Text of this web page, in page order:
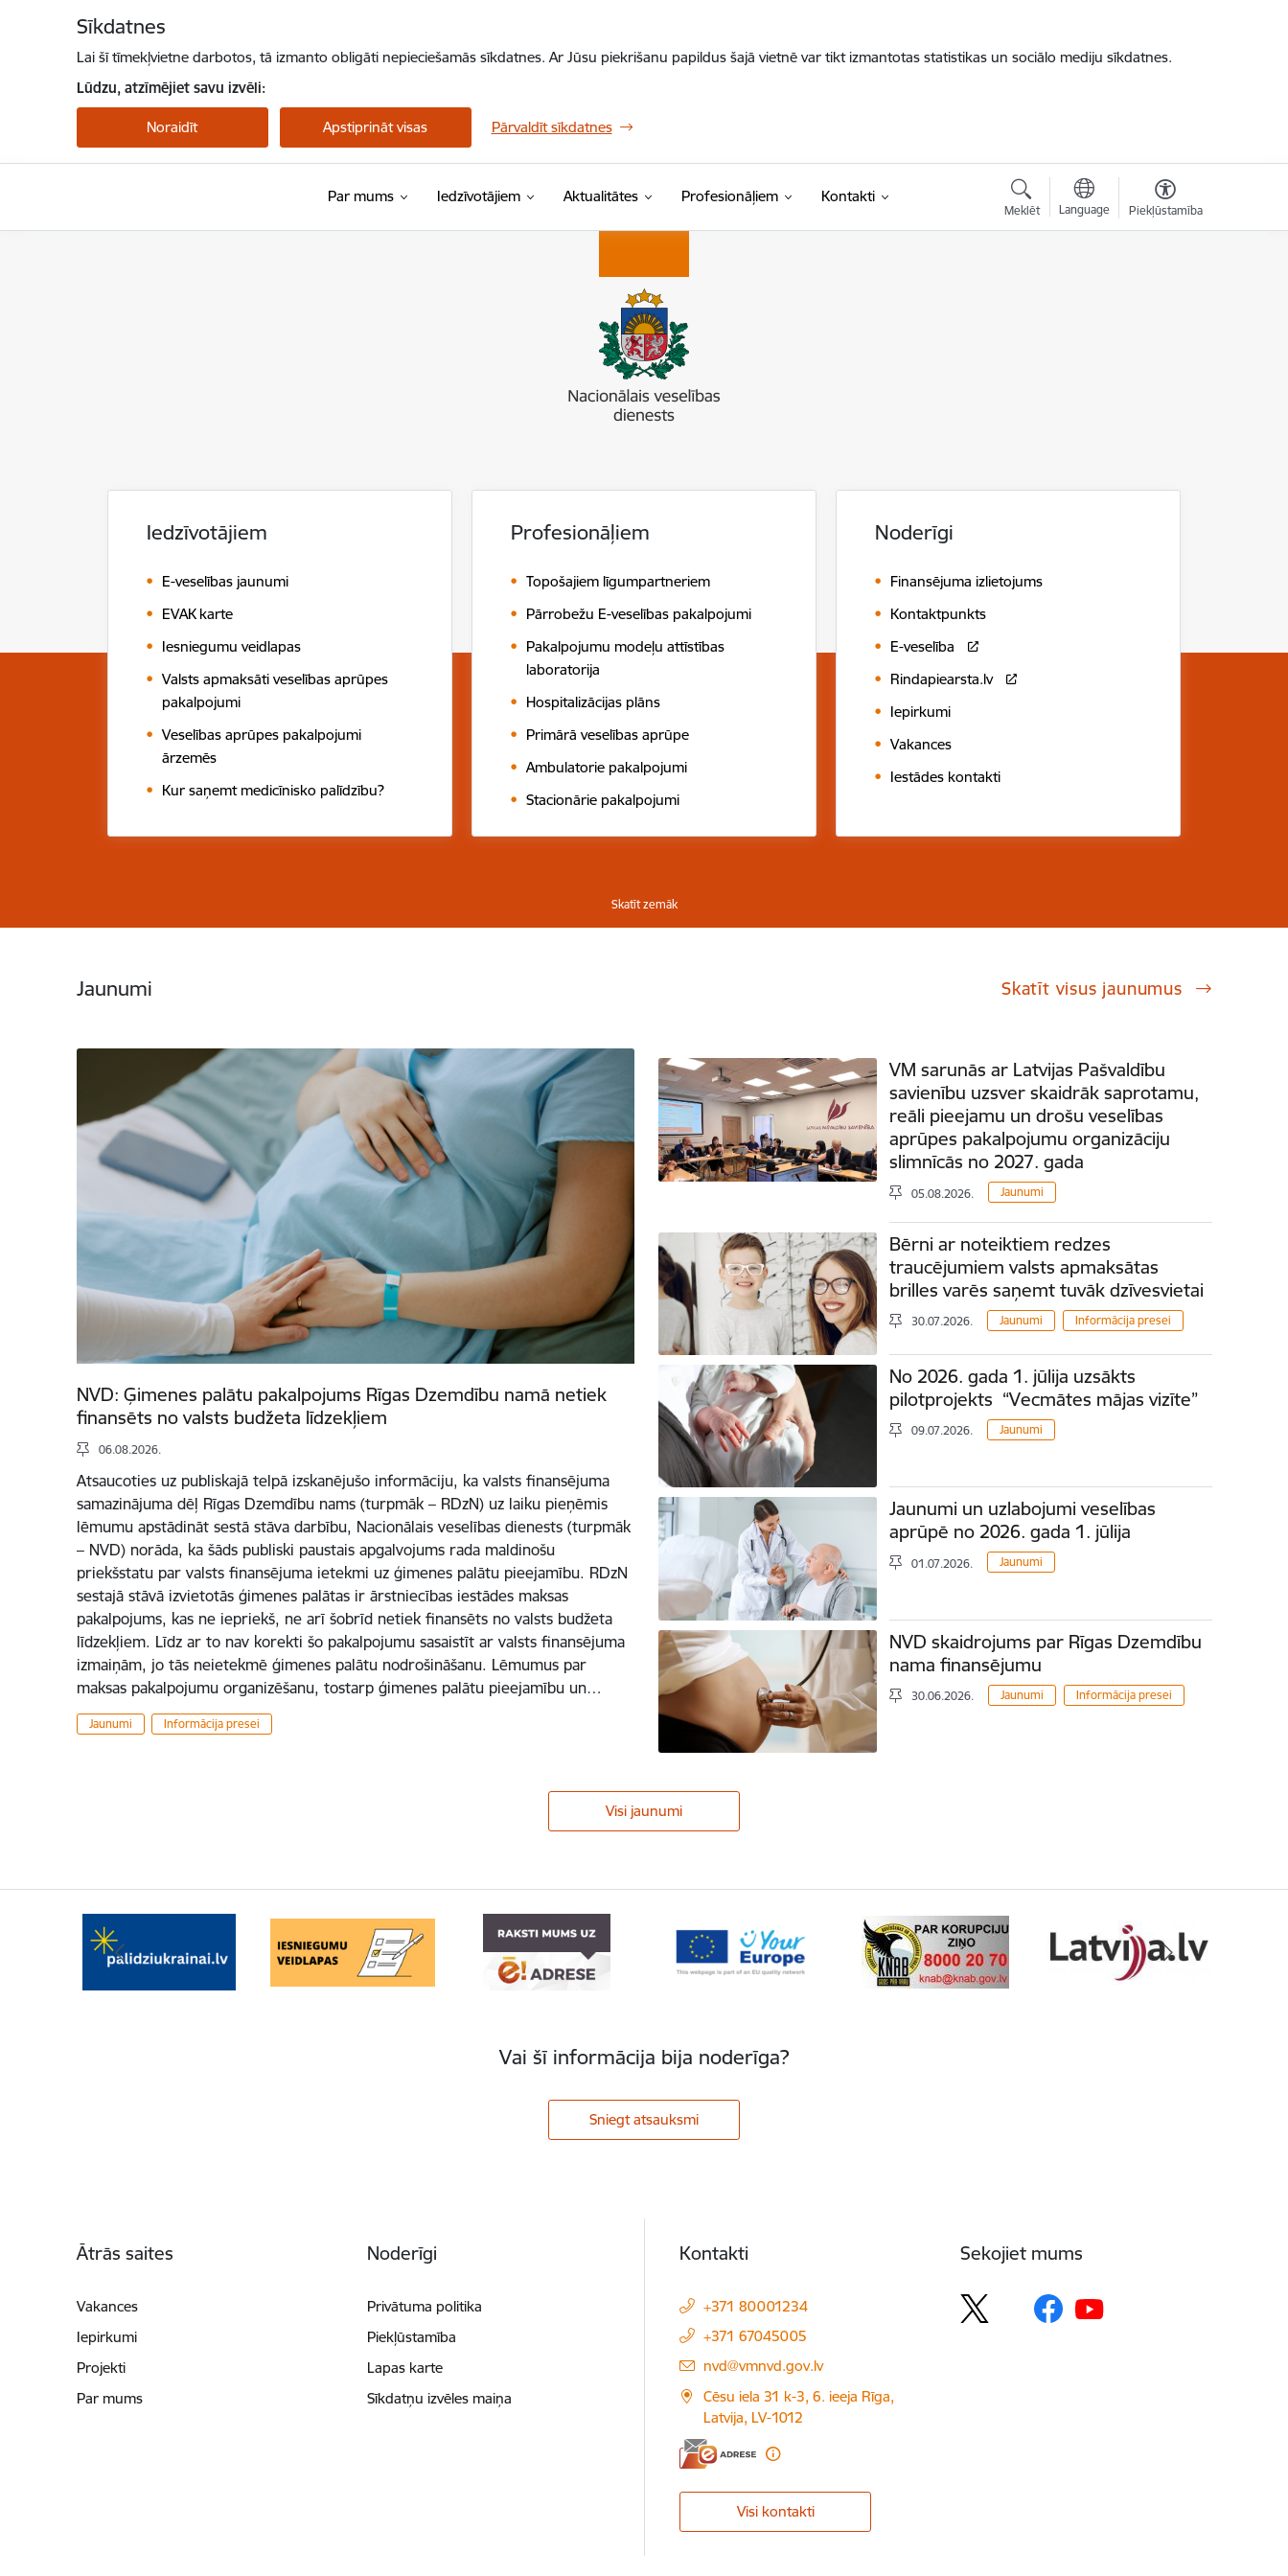
Sīkdatnes
Lai šī tīmekļvietne darbotos, tā izmanto obligāti nepieciešamās sīkdatnes. Ar Jūsu piekrišanu papildus šajā vietnē var tikt izmantotas statistikas un sociālo mediju sīkdatnes.
Lūdzu, atzīmējiet savu izvēli:
Noraidīt Apstiprināt visas Pārvaldīt sīkdatnes
Par mums Iedzīvotājiem Aktualitātes Profesionāļiem Kontakti
Meklēt Language Piekļūstamība
Iedzīvotājiem
E-veselības jaunumi
EVAK karte
Iesniegumu veidlapas
Valsts apmaksāti veselības aprūpes
pakalpojumi
Veselības aprūpes pakalpojumi
ārzemēs
Kur saņemt medicīnisko palīdzību?
Profesionāļiem
Topošajiem līgumpartneriem
Pārrobežu E-veselības pakalpojumi
Pakalpojumu modeļu attīstības
laboratorija
Hospitalizācijas plāns
Primārā veselības aprūpe
Ambulatorie pakalpojumi
Stacionārie pakalpojumi
Noderīgi
Finansējuma izlietojums
Kontaktpunkts
E-veselība
Rindapiearsta.lv
Iepirkumi
Vakances
Iestādes kontakti
Skatīt zemāk
Jaunumi Skatīt visus jaunumus
NVD: Ģimenes palātu pakalpojums Rīgas Dzemdību namā netiek
finansēts no valsts budžeta līdzekļiem
06.08.2026.
Atsaucoties uz publiskajā telpā izskanējušo informāciju, ka valsts finansējuma
samazinājuma dēļ Rīgas Dzemdību nams (turpmāk – RDzN) uz laiku pieņēmis
lēmumu apstādināt sestā stāva darbību, Nacionālais veselības dienests (turpmāk
– NVD) norāda, ka šāds publiski paustais apgalvojums rada maldinošu
priekšstatu par valsts finansējuma ietekmi uz ģimenes palātu pieejamību. RDzN
sestajā stāvā izvietotās ģimenes palātas ir ārstniecības iestādes maksas
pakalpojums, kas ne iepriekš, ne arī šobrīd netiek finansēts no valsts budžeta
līdzekļiem. Līdz ar to nav korekti šo pakalpojumu sasaistīt ar valsts finansējuma
izmaiņām, jo tās neietekmē ģimenes palātu nodrošināšanu. Lēmumus par
maksas pakalpojumu organizēšanu, tostarp ģimenes palātu pieejamību un…
Jaunumi Informācija presei
VM sarunās ar Latvijas Pašvaldību
savienību uzsver skaidrāk saprotamu,
reāli pieejamu un drošu veselības
aprūpes pakalpojumu organizāciju
slimnīcās no 2027. gada
05.08.2026. Jaunumi
Bērni ar noteiktiem redzes
traucējumiem valsts apmaksātas
brilles varēs saņemt tuvāk dzīvesvietai
30.07.2026. Jaunumi Informācija presei
No 2026. gada 1. jūlija uzsākts
pilotprojekts “Vecmātes mājas vizīte”
09.07.2026. Jaunumi
Jaunumi un uzlabojumi veselības
aprūpē no 2026. gada 1. jūlija
01.07.2026. Jaunumi
NVD skaidrojums par Rīgas Dzemdību
nama finansējumu
30.06.2026. Jaunumi Informācija presei
Visi jaunumi
Vai šī informācija bija noderīga?
Sniegt atsauksmi
Ātrās saites
Vakances
Iepirkumi
Projekti
Par mums
Noderīgi
Privātuma politika
Piekļūstamība
Lapas karte
Sīkdatņu izvēles maiņa
Kontakti
+371 80001234
+371 67045005
E-pasts:
nvd@vmnvd.gov.lv
Cēsu iela 31 k-3, 6. ieeja Rīga,
Latvija, LV-1012
Visi kontakti
Sekojiet mums